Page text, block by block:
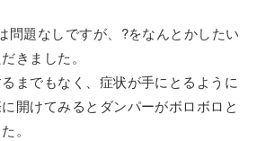
問題なしですが、?をなんとかしたい
きました。
までもなく、症状が手にとるように
開けてみるとダンパーがボロボロと
。